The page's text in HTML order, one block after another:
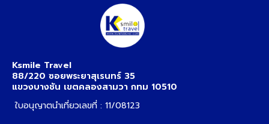
Ksmile Travel
88/220 ซอยพระยาสุเรนทร์ 35
แขวงบางชัน เขตคลองสามวา กทม 10510
ใบอนุญาตนำเที่ยวเลขที่ : 11/08123